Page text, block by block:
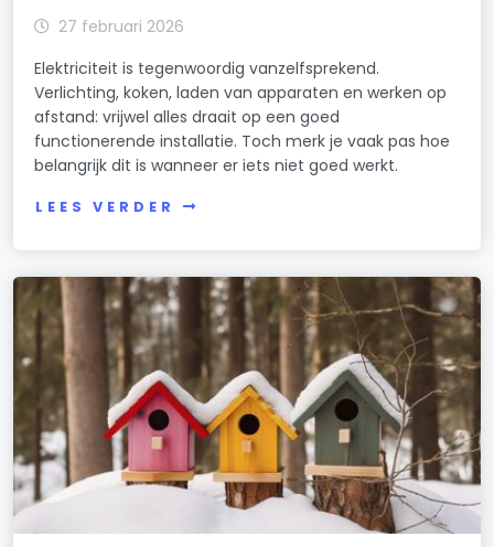
27 februari 2026
Elektriciteit is tegenwoordig vanzelfsprekend.
Verlichting, koken, laden van apparaten en werken op
afstand: vrijwel alles draait op een goed
functionerende installatie. Toch merk je vaak pas hoe
belangrijk dit is wanneer er iets niet goed werkt.
LEES VERDER